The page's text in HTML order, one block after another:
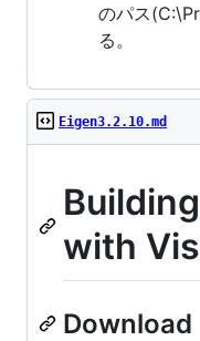
のパス
る。
Eigen3.2.10.md
with
Download